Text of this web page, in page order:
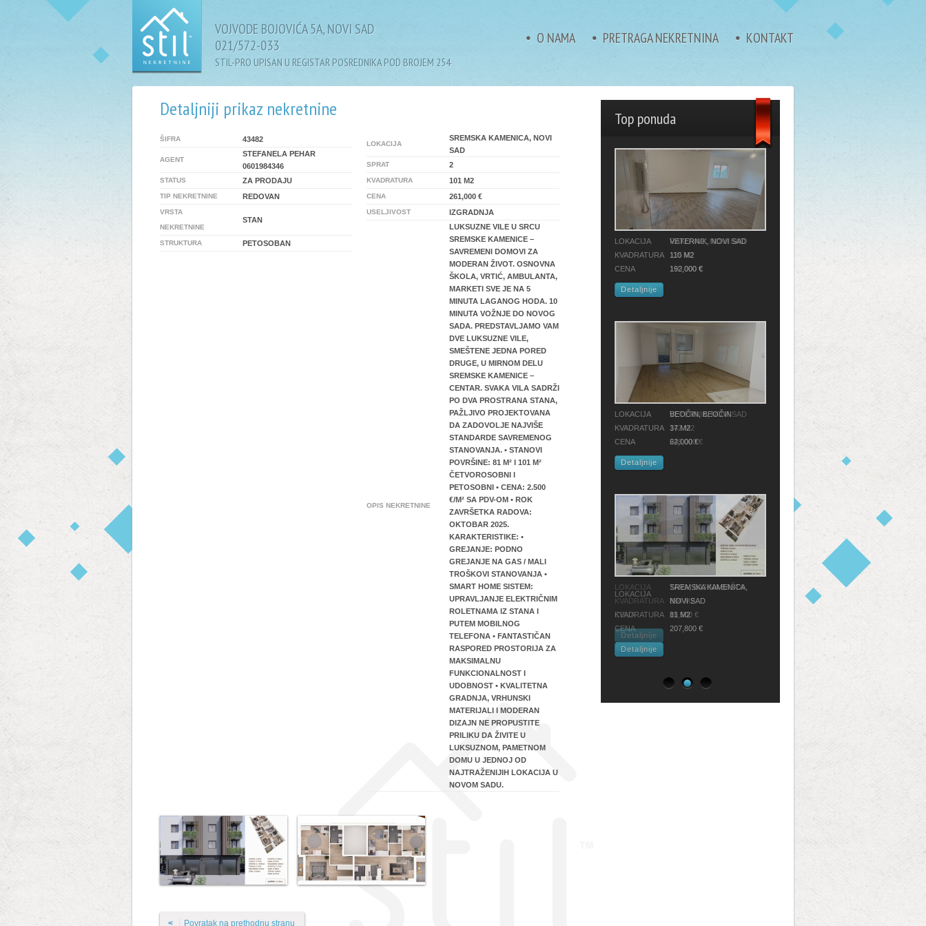
O NAMA PRETRAGA NEKRETNINA KONTAKT
VOJVODE BOJOVIĆA 5A, NOVI SAD
021/572-033
STIL-PRO UPISAN U REGISTAR POSREDNIKA POD BROJEM 254
Detaljniji prikaz nekretnine
ŠIFRA 43482
AGENT
STEFANELA PEHAR
0601984346
STATUS ZA PRODAJU
TIP NEKRETNINE REDOVAN
VRSTA
NEKRETNINE
STAN
STRUKTURA PETOSOBAN
LOKACIJA
SREMSKA KAMENICA, NOVI
SAD
SPRAT 2
KVADRATURA 101 M2
CENA 261,000 €
USELJIVOST IZGRADNJA
OPIS NEKRETNINE
LUKSUZNE VILE U SRCU
SREMSKE KAMENICE –
SAVREMENI DOMOVI ZA
MODERAN ŽIVOT. OSNOVNA
ŠKOLA, VRTIĆ, AMBULANTA,
MARKETI SVE JE NA 5
MINUTA LAGANOG HODA. 10
MINUTA VOŽNJE DO NOVOG
SADA. PREDSTAVLJAMO VAM
DVE LUKSUZNE VILE,
SMEŠTENE JEDNA PORED
DRUGE, U MIRNOM DELU
SREMSKE KAMENICE –
CENTAR. SVAKA VILA SADRŽI
PO DVA PROSTRANA STANA,
PAŽLJIVO PROJEKTOVANA
DA ZADOVOLJE NAJVIŠE
STANDARDE SAVREMENOG
STANOVANJA. • STANOVI
POVRŠINE: 81 M² I 101 M²
ČETVOROSOBNI I
PETOSOBNI • CENA: 2.500
€/M² SA PDV-OM • ROK
ZAVRŠETKA RADOVA:
OKTOBAR 2025.
KARAKTERISTIKE: •
GREJANJE: PODNO
GREJANJE NA GAS / MALI
TROŠKOVI STANOVANJA •
SMART HOME SISTEM:
UPRAVLJANJE ELEKTRIČNIM
ROLETNAMA IZ STANA I
PUTEM MOBILNOG
TELEFONA • FANTASTIČAN
RASPORED PROSTORIJA ZA
MAKSIMALNU
FUNKCIONALNOST I
UDOBNOST • KVALITETNA
GRADNJA, VRHUNSKI
MATERIJALI I MODERAN
DIZAJN NE PROPUSTITE
PRILIKU DA ŽIVITE U
LUKSUZNOM, PAMETNOM
DOMU U JEDNOJ OD
NAJTRAŽENIJIH LOKACIJA U
NOVOM SADU.
< Povratak na prethodnu stranu
Top ponuda
LOKACIJA
VETERNIK, NOVI SAD
KVADRATURA
110 M2
CENA
192,000 €
Detaljnije
LOKACIJA
BEOČIN, BEOČIN
KVADRATURA
37 M2
CENA
62,000 €
Detaljnije
LOKACIJA
SREMSKA KAMENICA,
NOVI SAD
KVADRATURA
81 M2
CENA
207,800 €
Detaljnije